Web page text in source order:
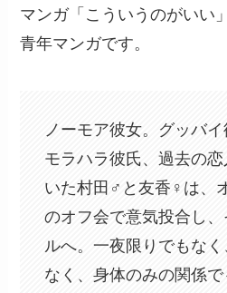
マンガ「こういうのがいい
青年マンガです。
ノーモア彼女。グッバ
モラハラ彼氏、過去の
いた村田♂と友香♀は、
のオフ会で意気投合し
ルへ。一夜限りでもな
なく、身体のみの関係